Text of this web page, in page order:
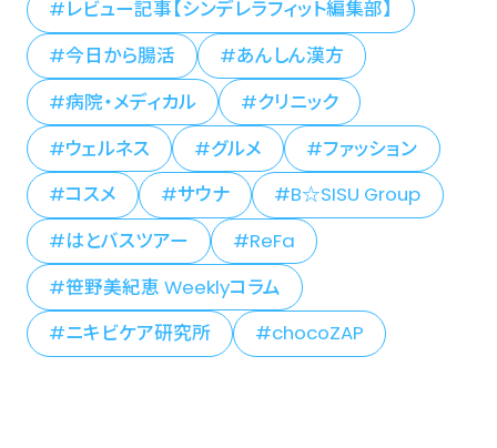
レビュー記事【シンデレラフィット編集部】
今日から腸活
あんしん漢方
病院・メディカル
クリニック
ウェルネス
グルメ
ファッション
コスメ
サウナ
B☆SISU Group
はとバスツアー
ReFa
笹野美紀恵 Weeklyコラム
ニキビケア研究所
chocoZAP